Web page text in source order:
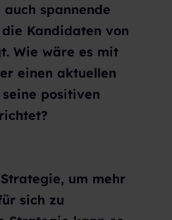
spannende
Kandidaten von
Wie wäre es mit
einen aktuellen
positiven
um mehr
sich zu